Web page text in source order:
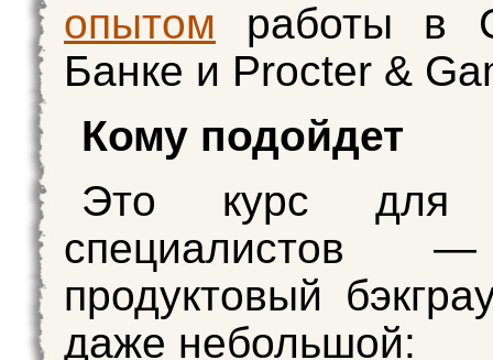
опытом работы в
Банке и Procter &
Кому подойдет
Это курс для
специалистов
продуктовый
даже небольшой: